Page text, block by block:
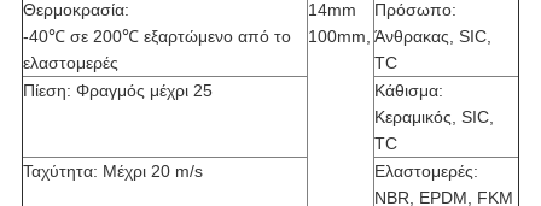
Θερμοκρασία:
-40℃ σε 200℃ εξαρτώμενο από το
ελαστομερές
14mm
100mm,
Πρόσωπο:
Άνθρακας, SIC,
TC
Πίεση: Φραγμός μέχρι 25
Κάθισμα:
Κεραμικός, SIC,
TC
Ταχύτητα: Μέχρι 20 m/s
Ελαστομερές:
NBR, EPDM, FKM